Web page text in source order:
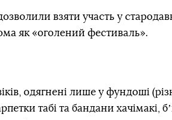
взяти участь у
як «оголений фестиваль».
одягнені лише у фундоші
табі та бандани хачімакі,